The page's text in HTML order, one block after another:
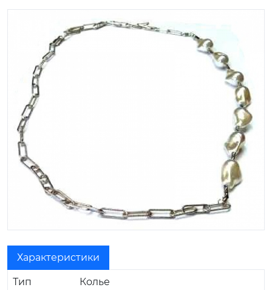
Характеристики
Тип
Колье